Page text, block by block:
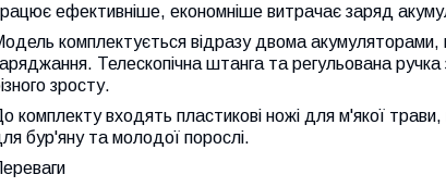
ефективніше, економніше витрачає заряд
комплектується відразу двома
Телескопічна штанга та регульована
зросту.
комплекту входять пластикові ножі для м'якої
бур'яну та молодої порослі.